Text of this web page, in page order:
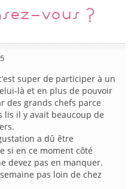
vous ?
super de participer à un
là et en plus de pouvoir
des grands chefs parce
lis il y avait beaucoup de
a dû être
si en ce moment côté
devez pas en manquer.
pas loin de chez